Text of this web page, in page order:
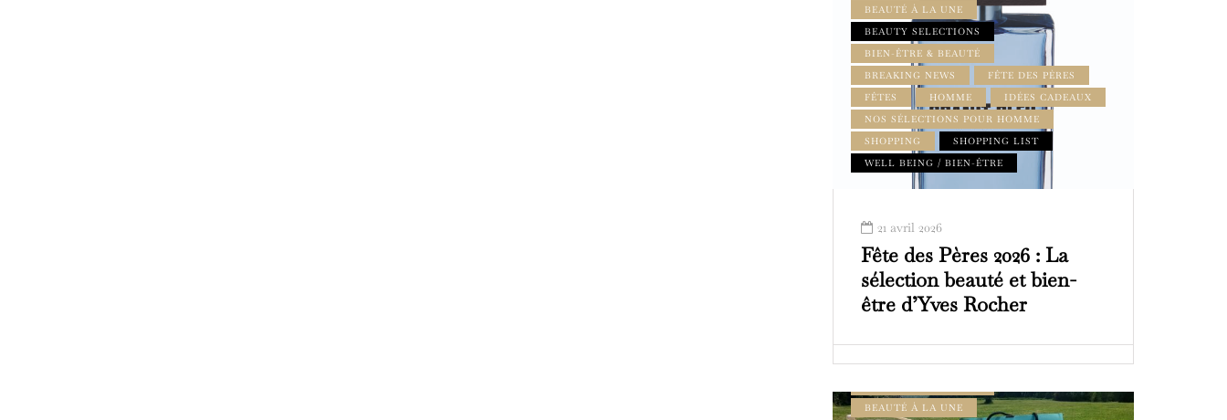
BEAUTÉ À LA UNE
BEAUTY SELECTIONS
BIEN-ÊTRE & BEAUTÉ
BREAKING NEWS
FÊTE DES PÈRES
FÊTES
HOMME
IDÉES CADEAUX
NOS SÉLECTIONS POUR HOMME
SHOPPING
SHOPPING LIST
WELL BEING / BIEN-ÊTRE
21 avril 2026
Fête des Pères 2026 : La
sélection beauté et bien-
être d’Yves Rocher
BEAUTÉ À LA UNE